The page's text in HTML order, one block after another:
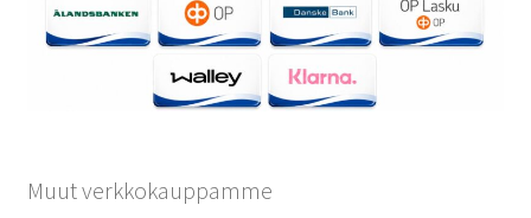
Muut verkkokauppamme